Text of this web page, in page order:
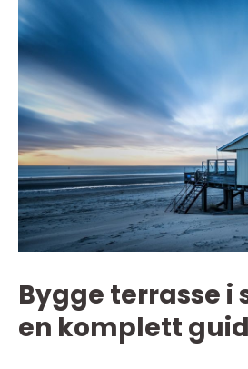
Bygge terrasse i
en komplett